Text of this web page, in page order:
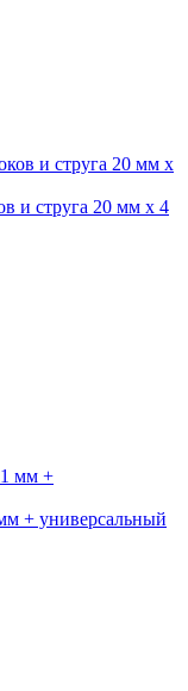
и струга 20 мм х 4
+ универсальный